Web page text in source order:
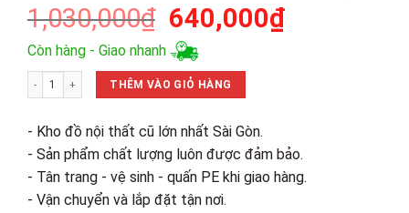
1,030,000₫ Giá
gốc
là:
1,030,000₫.
640,000₫Giá
Còn hàng - Giao nhanh
Bàn Làm Việc Kèm Tủ Cabin Cũ (sẵn 100 bộ) số lượng
THÊM VÀO GIỎ HÀNG
- Kho đồ nội thất cũ lớn nhất Sài Gòn.
- Sản phẩm chất lượng luôn được đảm bảo.
- Tân trang - vệ sinh - quấn PE khi giao hàng.
- Vận chuyển và lắp đặt tận nơi.